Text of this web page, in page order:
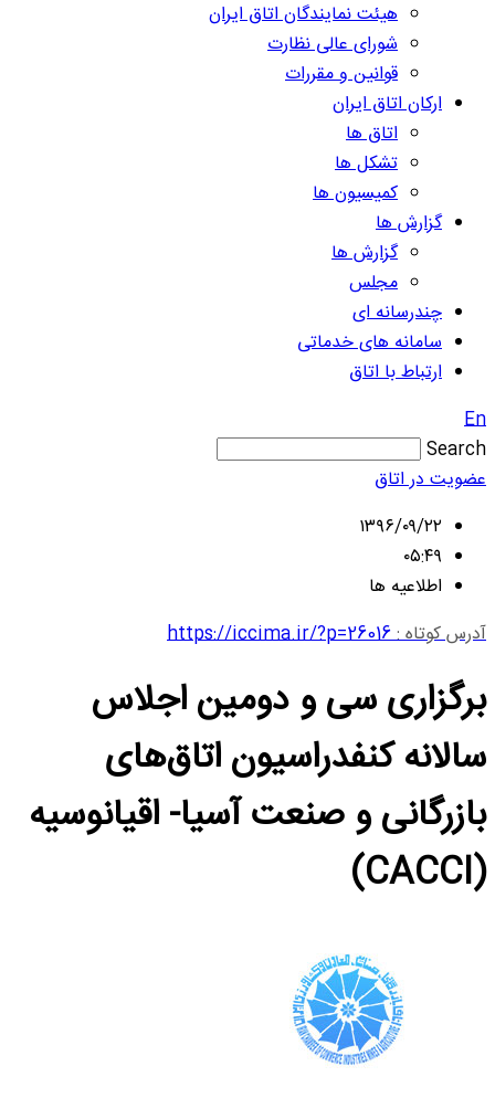
هیئت نمایندگان اتاق ایران
شورای عالی نظارت
قوانین و مقررات
ارکان اتاق ایران
اتاق ها
تشکل ها
کمیسیون ها
گزارش ها
گزارش ها
مجلس
چندرسانه ای
سامانه های خدماتی
ارتباط با اتاق
En
Search
عضویت در اتاق
۱۳۹۶/۰۹/۲۲
۰۵:۴۹
اطلاعیه ها
آدرس کوتاه :https://iccima.ir/?p=26016
برگزاری سی و دومین اجلاس
سالانه کنفدراسیون اتاق‌های
بازرگانی و صنعت آسیا- اقیانوسیه
(CACCI)